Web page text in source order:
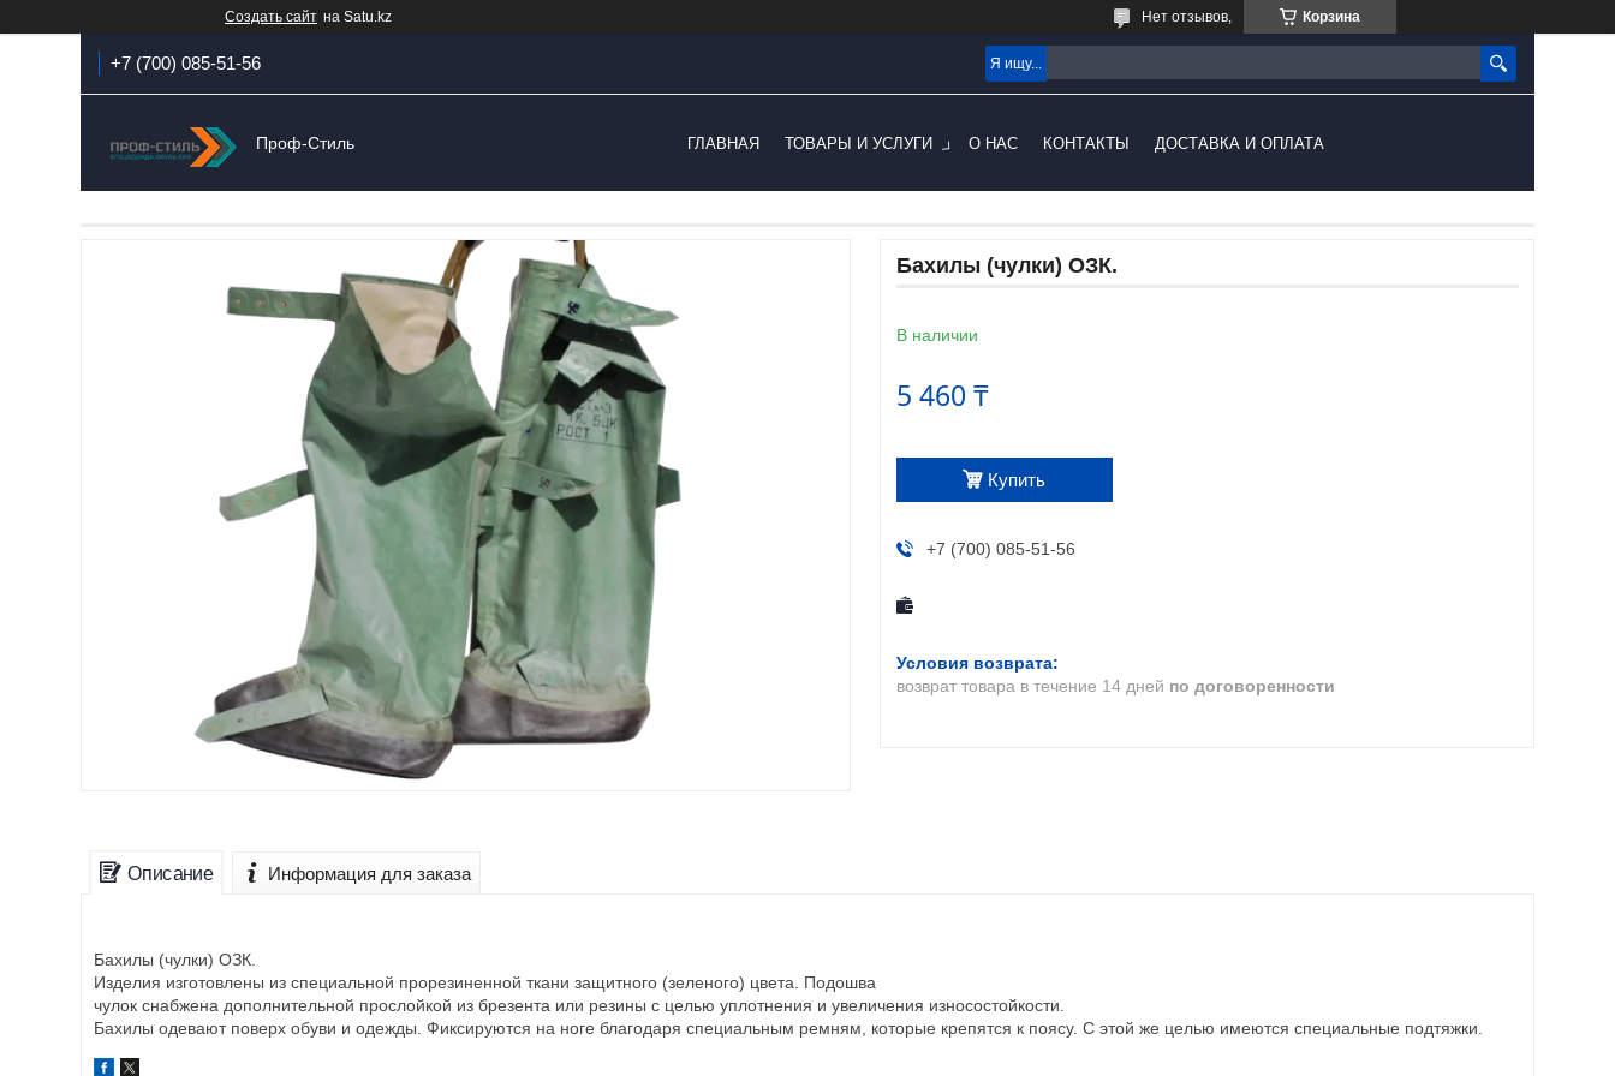
Создать сайт на Satu.kz Корзина
Нет отзывов,
+7 (700) 085-51-56
Проф-Стиль ГЛАВНАЯ ТОВАРЫ И УСЛУГИ О НАС КОНТАКТЫ ДОСТАВКА И ОПЛАТА
Бахилы (чулки) ОЗК.
В наличии
5 460 ₸
Купить
+7 (700) 085-51-56
возврат товара в течение 14 дней по договоренности
Описание Информация для заказа
Бахилы (чулки) ОЗК.
Изделия изготовлены из специальной прорезиненной ткани защитного (зеленого) цвета. Подошва
чулок снабжена дополнительной прослойкой из брезента или резины с целью уплотнения и увеличения износостойкости.
Бахилы одевают поверх обуви и одежды. Фиксируются на ноге благодаря специальным ремням, которые крепятся к поясу. С этой же целью имеются специальные подтяжки.